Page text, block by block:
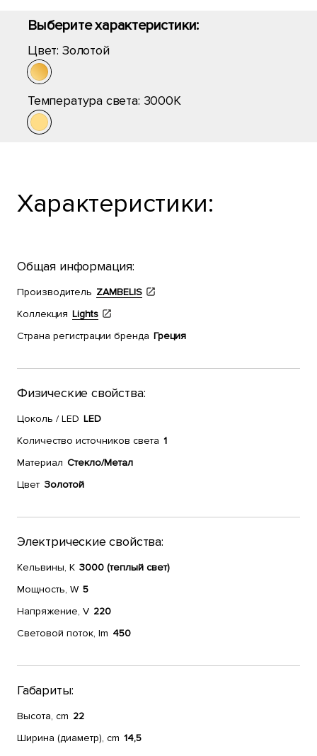
Выберите характеристики:
Цвет: Золотой
Температура света: 3000K
Характеристики:
Общая информация:
Производитель ZAMBELIS
Коллекция Lights
Страна регистрации бренда Греция
Физические свойства:
Цоколь / LED LED
Количество источников света 1
Материал Стекло/Метал
Цвет Золотой
Электрические свойства:
Кельвины, К 3000 (теплый свет)
Мощность, W 5
Напряжение, V 220
Световой поток, lm 450
Габариты:
Высота, cm 22
Ширина (диаметр), cm 14,5